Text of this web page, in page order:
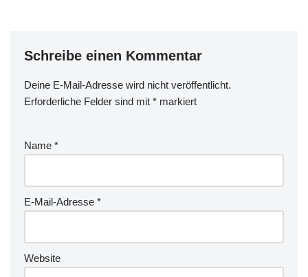
Schreibe einen Kommentar
Deine E-Mail-Adresse wird nicht veröffentlicht.
Erforderliche Felder sind mit * markiert
Name *
E-Mail-Adresse *
Website